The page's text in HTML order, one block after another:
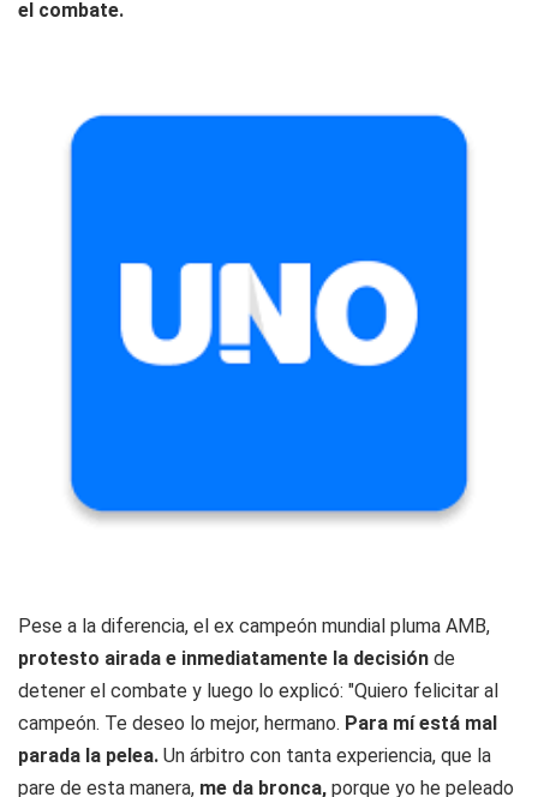
el combate.
Pese a la diferencia, el ex campeón mundial pluma AMB,
protesto airada e inmediatamente la decisión de
detener el combate y luego lo explicó: "Quiero felicitar al
campeón. Te deseo lo mejor, hermano. Para mí está mal
parada la pelea. Un árbitro con tanta experiencia, que la
pare de esta manera, me da bronca, porque yo he peleado